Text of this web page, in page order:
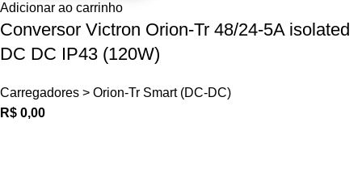
Adicionar ao carrinho
Conversor Victron Orion-Tr 48/24-5A isolated
DC DC IP43 (120W)
Carregadores > Orion-Tr Smart (DC-DC)
R$ 0,00